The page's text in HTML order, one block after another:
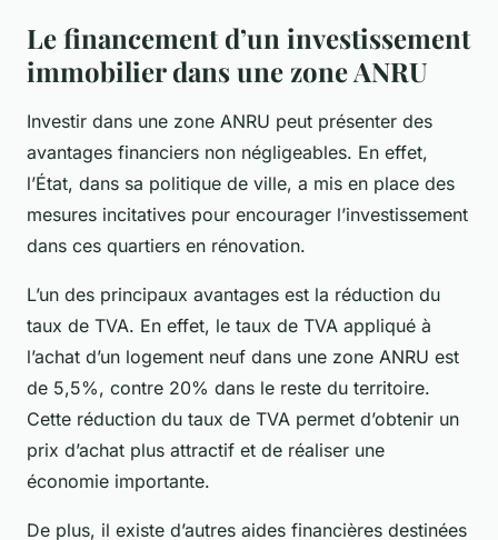
Le financement d’un investissement
immobilier dans une zone ANRU
Investir dans une zone ANRU peut présenter des
avantages financiers non négligeables. En effet,
l’État, dans sa politique de ville, a mis en place des
mesures incitatives pour encourager l’investissement
dans ces quartiers en rénovation.
L’un des principaux avantages est la réduction du
taux de TVA. En effet, le taux de TVA appliqué à
l’achat d’un logement neuf dans une zone ANRU est
de 5,5%, contre 20% dans le reste du territoire.
Cette réduction du taux de TVA permet d’obtenir un
prix d’achat plus attractif et de réaliser une
économie importante.
De plus, il existe d’autres aides financières destinées